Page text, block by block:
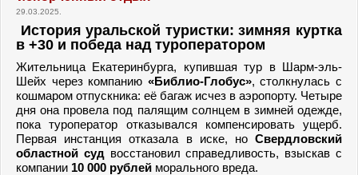
29.03.2025.
История уральской туристки: зимняя куртка
в +30 и победа над туроператором
Жительница Екатеринбурга, купившая тур в Шарм-эль-
Шейх через компанию «Библио-Глобус», столкнулась с
кошмаром отпускника: её багаж исчез в аэропорту. Четыре
дня она провела под палящим солнцем в зимней одежде,
пока туроператор отказывался компенсировать ущерб.
Первая инстанция отказала в иске, но Свердловский
областной судвосстановил справедливость, взыскав с
компании 10 000 рублей морального вреда.